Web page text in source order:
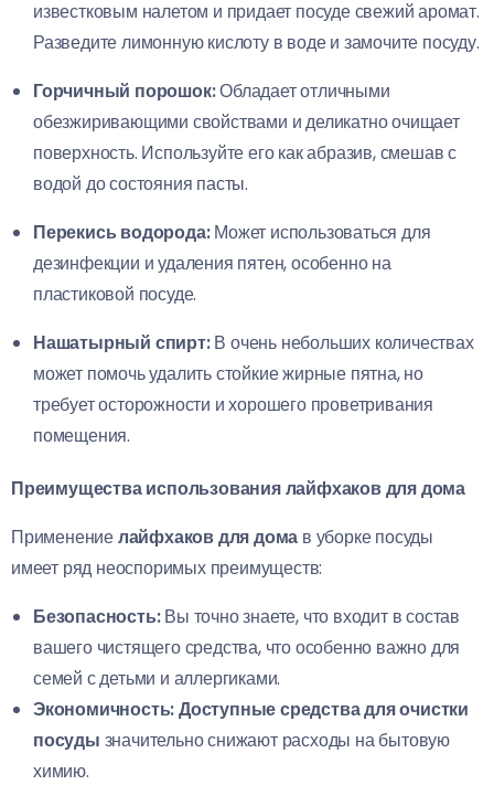
известковым налетом и придает посуде свежий аромат.
Разведите лимонную кислоту в воде и замочите посуду.
Горчичный порошок:Обладает отличными
обезжиривающими свойствами и деликатно очищает
поверхность. Используйте его как абразив, смешав с
водой до состояния пасты.
Перекись водорода:Может использоваться для
дезинфекции и удаления пятен, особенно на
пластиковой посуде.
Нашатырный спирт:В очень небольших количествах
может помочь удалить стойкие жирные пятна, но
требует осторожности и хорошего проветривания
помещения.
Преимущества использования лайфхаков для дома
Применениелайфхаков для дома в уборке посуды
имеет ряд неоспоримых преимуществ:
Безопасность:Вы точно знаете, что входит в состав
вашего чистящего средства, что особенно важно для
семей с детьми и аллергиками.
Экономичность:Доступные средства для очистки
посуды значительно снижают расходы на бытовую
химию.